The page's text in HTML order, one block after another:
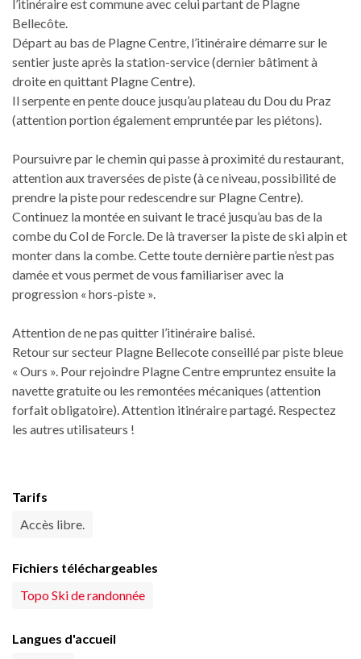
l’itinéraire est commune avec celui partant de Plagne
Bellecôte.
Départ au bas de Plagne Centre, l’itinéraire démarre sur le
sentier juste après la station-service (dernier bâtiment à
droite en quittant Plagne Centre).
Il serpente en pente douce jusqu’au plateau du Dou du Praz
(attention portion également empruntée par les piétons).
Poursuivre par le chemin qui passe à proximité du restaurant,
attention aux traversées de piste (à ce niveau, possibilité de
prendre la piste pour redescendre sur Plagne Centre).
Continuez la montée en suivant le tracé jusqu’au bas de la
combe du Col de Forcle. De là traverser la piste de ski alpin et
monter dans la combe. Cette toute dernière partie n’est pas
damée et vous permet de vous familiariser avec la
progression « hors-piste ».
Attention de ne pas quitter l’itinéraire balisé.
Retour sur secteur Plagne Bellecote conseillé par piste bleue
« Ours ». Pour rejoindre Plagne Centre empruntez ensuite la
navette gratuite ou les remontées mécaniques (attention
forfait obligatoire). Attention itinéraire partagé. Respectez
les autres utilisateurs !
Tarifs
Accès libre.
Fichiers téléchargeables
Topo Ski de randonnée
Langues d'accueil